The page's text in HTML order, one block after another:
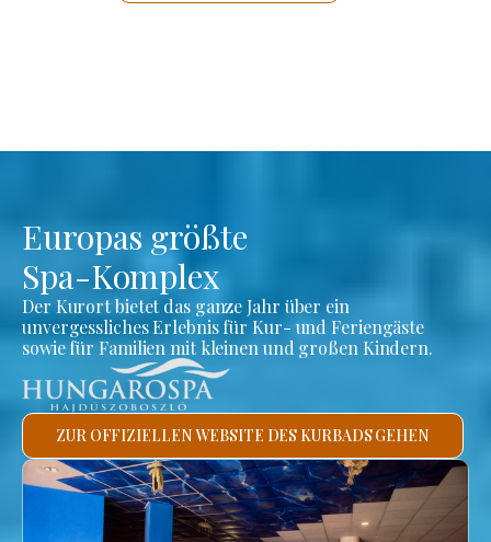
Europas größte
Spa-Komplex
Der Kurort bietet das ganze Jahr über ein
unvergessliches Erlebnis für Kur- und Feriengäste
sowie für Familien mit kleinen und großen Kindern.
ZUR OFFIZIELLEN WEBSITE DES KURBADS GEHEN